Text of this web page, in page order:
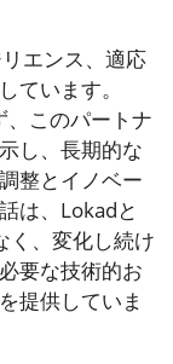
エンス、適応
ています。
、このパートナ
し、長期的な
整とイノベー
は、Lokadと
く、変化し続け
要な技術的お
提供していま